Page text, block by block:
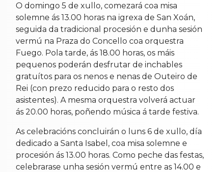
O domingo 5 de xullo, comezará coa misa
solemne ás 13.00 horas na igrexa de San Xoán,
seguida da tradicional procesión e dunha sesión
vermú na Praza do Concello coa orquestra
Fuego. Pola tarde, ás 18.00 horas, os máis
pequenos poderán desfrutar de inchables
gratuítos para os nenos e nenas de Outeiro de
Rei (con prezo reducido para o resto dos
asistentes). A mesma orquestra volverá actuar
ás 20.00 horas, poñendo música á tarde festiva.
As celebracións concluirán o luns 6 de xullo, día
dedicado a Santa Isabel, coa misa solemne e
procesión ás 13.00 horas. Como peche das festas,
celebrarase unha sesión vermú entre as 14.00 e